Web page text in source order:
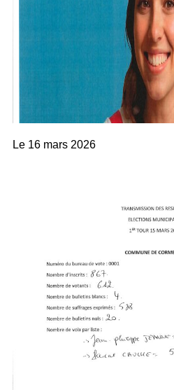
Le 16 mars 2026